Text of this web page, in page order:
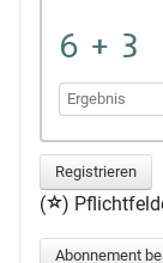
Registrieren
( )
Abonnement